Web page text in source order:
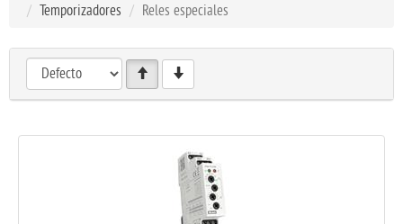
Temporizadores
Reles especiales